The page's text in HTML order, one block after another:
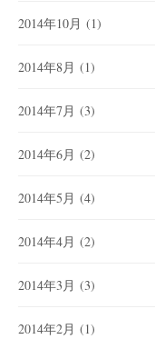
2014年10月 (1)
2014年8月 (1)
2014年7月 (3)
2014年6月 (2)
2014年5月 (4)
2014年4月 (2)
2014年3月 (3)
2014年2月 (1)